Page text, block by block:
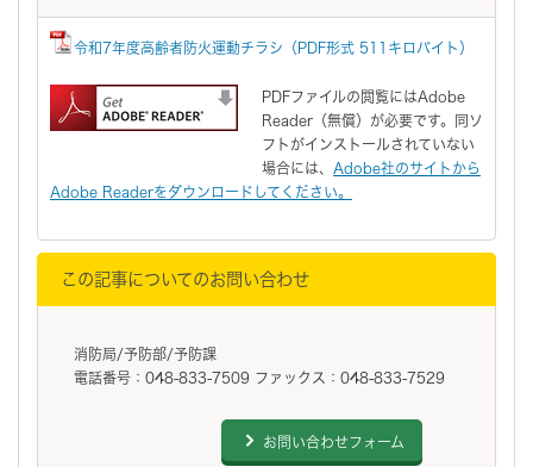
令和7年度高齢者防火運動チラシ（PDF形式 511キロバイト）
PDFファイルの閲覧にはAdobe
Reader（無償）が必要です。同ソ
フトがインストールされていない
場合には、 Adobe社のサイトから
Adobe Readerをダウンロードしてください。
この記事についてのお問い合わせ
消防局/予防部/予防課
電話番号：048-833-7509 ファックス：048-833-7529
お問い合わせフォーム